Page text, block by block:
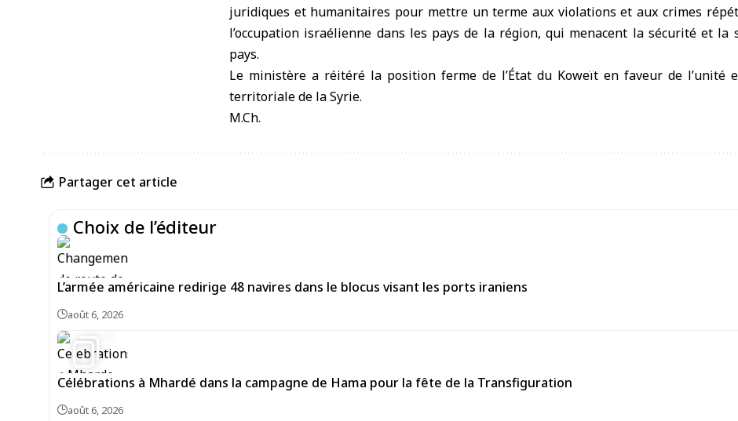
juridiques et humanitaires pour mettre un terme aux violations et aux crimes
l’occupation israélienne dans les pays de la région, qui menacent la sécurité et la
pays.
Le ministère a réitéré la position ferme de l’État du Koweït en faveur de l’unité
territoriale de la Syrie.
M.Ch.
Partager cet article
Choix de l’éditeur
L’armée américaine redirige 48 navires dans le blocus visant les ports iraniens
août 6, 2026
Célébrations à Mhardé dans la campagne de Hama pour la fête de la Transfiguration
août 6, 2026